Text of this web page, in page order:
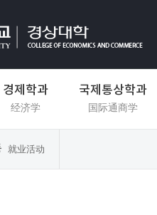
경제학과
经济学
국제통상학과
国际通商学
就业活动